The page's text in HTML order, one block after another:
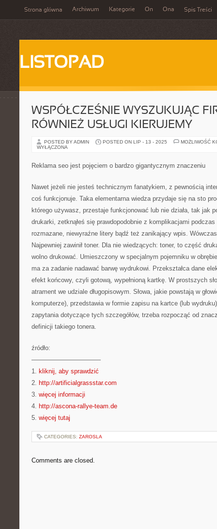
Strona główna Archiwum Kategorie On Ona Spis Treści
LISTOPAD
WSPÓŁCZEŚNIE WYSZUKUJĄC
RÓWNIEŻ USŁUGI KIERUJEMY
POSTED BY ADMIN POSTED ON LIP - 13 - 2025
MOŻLIWOŚĆ
WYŁĄCZONA
Reklama seo jest pojęciem o bardzo gigantycznym znaczeniu
Nawet jeżeli nie jesteś technicznym fanatykiem, z pewnością
coś funkcjonuje. Taka elementarna wiedza przydaje się na sto
którego używasz, przestaje funkcjonować lub nie działa, tak jak
drukarki, zetknąłeś się prawdopodobnie z komplikacjami
rozmazane, niewyraźne litery bądź też zanikający wpis.
Najpewniej zawinił toner. Dla nie wiedzących: toner, to część
wolno drukować. Umieszczony w specjalnym pojemniku w
ma za zadanie nadawać barwę wydrukowi. Przekształca dane
efekt końcowy, czyli gotową, wypełnioną kartkę. W prostszych
atrament we udziale długopisowym. Słowa, jakie powstają w
komputerze), przedstawia w formie zapisu na kartce (lub
zapytania dotyczące tych szczegółów, trzeba rozpocząć od
definicji takiego tonera.
źródło:
———————————
1. kliknij, aby sprawdzić
2. http://artificialgrassstar.com
3. więcej informacji
4. http://ascona-rallye-team.de
5. więcej tutaj
CATEGORIES: ZAROSLA
Comments are closed.